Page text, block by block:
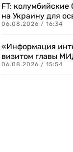
FT:
на Украину для
06.08.2026 / 16:34
«Информация
визитом главы
06.08.2026 / 15:54